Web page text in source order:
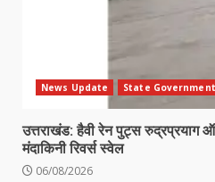
News Update State Government
उत्तराखंड: हैवी रेन पुट्स
मंदाकिनी रिवर्स स्वेल
06/08/2026